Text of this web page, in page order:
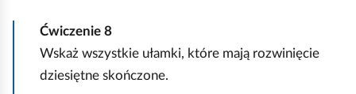
Ćwiczenie 8
Wskaż wszystkie ułamki, które mają rozwinięcie
dziesiętne skończone.